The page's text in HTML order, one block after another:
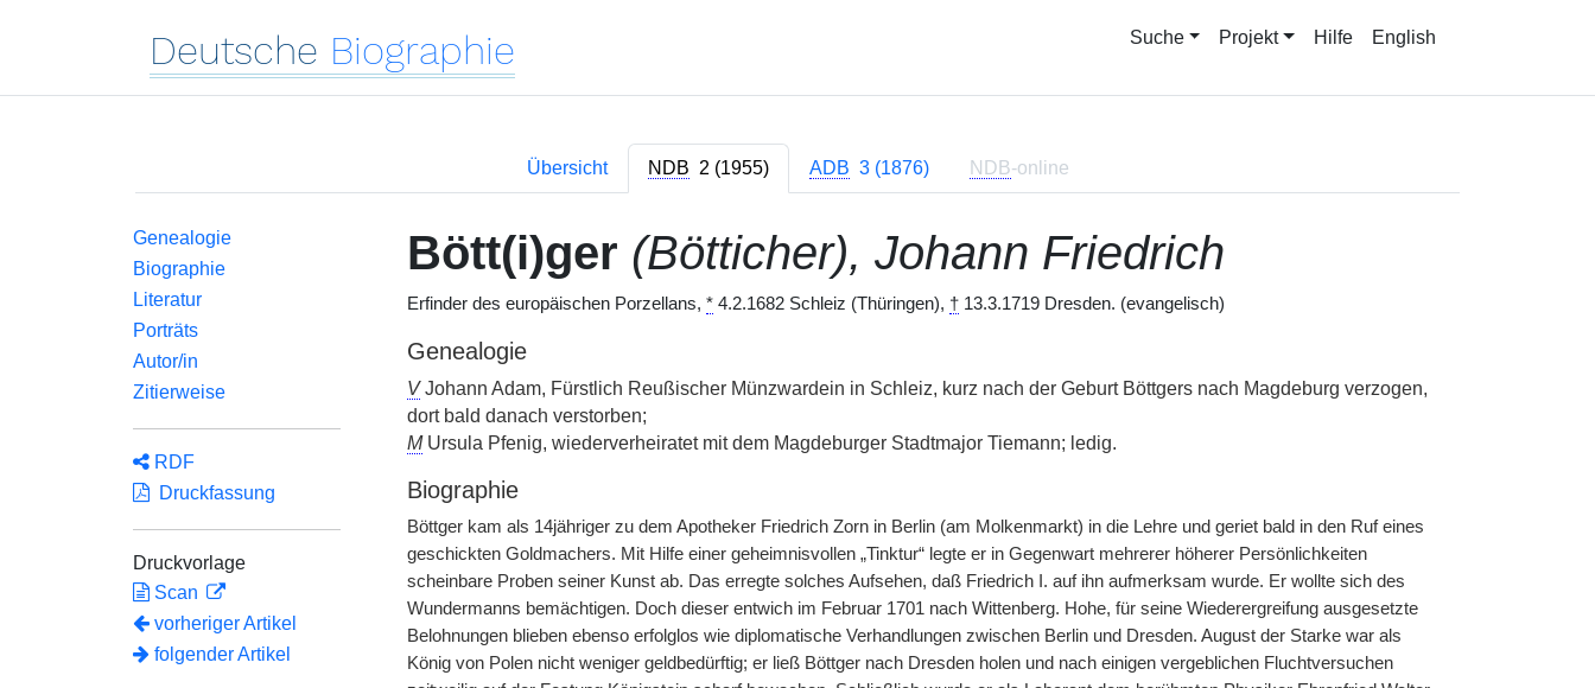
Deutsche Biographie Suche Projekt Hilfe English
Übersicht NDB 2 (1955) ADB 3 (1876) NDB-online
Genealogie
Biographie
Literatur
Porträts
Autor/in
Zitierweise
RDF
Druckfassung
Druckvorlage
Scan
vorheriger Artikel
folgender Artikel
Bött(i)ger (Bötticher), Johann Friedrich
Erfinder des europäischen Porzellans, *4.2.1682 Schleiz (Thüringen), †13.3.1719 Dresden. (evangelisch)
Genealogie
VJohann Adam, Fürstlich Reußischer Münzwardein in Schleiz, kurz nach der Geburt Böttgers nach Magdeburg verzogen,
dort bald danach verstorben;
MUrsula Pfenig, wiederverheiratet mit dem Magdeburger Stadtmajor Tiemann; ledig.
Biographie
Böttger kam als 14jähriger zu dem Apotheker Friedrich Zorn in Berlin (am Molkenmarkt) in die Lehre und geriet bald in den Ruf eines
geschickten Goldmachers. Mit Hilfe einer geheimnisvollen „Tinktur“ legte er in Gegenwart mehrerer höherer Persönlichkeiten
scheinbare Proben seiner Kunst ab. Das erregte solches Aufsehen, daß Friedrich I. auf ihn aufmerksam wurde. Er wollte sich des
Wundermanns bemächtigen. Doch dieser entwich im Februar 1701 nach Wittenberg. Hohe, für seine Wiederergreifung ausgesetzte
Belohnungen blieben ebenso erfolglos wie diplomatische Verhandlungen zwischen Berlin und Dresden. August der Starke war als
König von Polen nicht weniger geldbedürftig; er ließ Böttger nach Dresden holen und nach einigen vergeblichen Fluchtversuchen